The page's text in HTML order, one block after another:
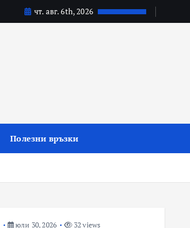
чт. авг. 6th, 2026
Полезни връзки
юли 30, 2026 32 views